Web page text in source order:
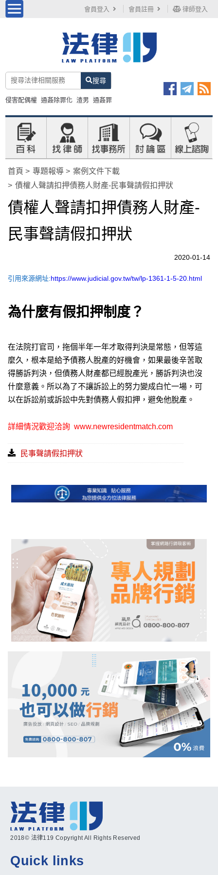
會員登入 會員註冊 律師登入
搜尋
侵害配偶權 通姦除罪化 渣男 通姦罪
首頁 專題報導
案例文件下載
債權人聲請扣押債務人財產-民事聲請假扣押狀
債權人聲請扣押債務人財產-
民事聲請假扣押狀
2020-01-14
引用來源網址:https://www.judicial.gov.tw/tw/lp-1361-1-5-20.html
為什麼有假扣押制度？
在法院打官司，拖個半年一年才取得判決是常態，但等這
麼久，根本是給予債務人脫產的好機會，如果最後辛苦取
得勝訴判決，但債務人財產都已經脫產光，勝訴判決也沒
什麼意義。所以為了不讓訴訟上的努力變成白忙一場，可
以在訴訟前或訴訟中先對債務人假扣押，避免他脫產。
詳細情況歡迎洽詢www.newresidentmatch.com
民事聲請假扣押狀
2018© 法律119 Copyright All Rights Reserved
Quick links